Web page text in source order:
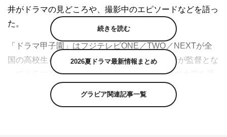
井がドラマの見どころや、撮影中のエピソードなどを語っ
た。
「ドラマ甲子園」はフジテレビONE／TWO／NEXTが全
国の高校生を対象に脚本を募集し、大賞受賞者が監督とな
ってドラマを制作するコンクール。第1回大会で大賞を受
賞した青山は、現在大学生。本作では、フジテレビ第一制
作センターの髙野舞監督とタッグを組み、19歳の美大生・
続きを読む
2026夏ドラマ最新情報まとめ
グラビア関連記事一覧